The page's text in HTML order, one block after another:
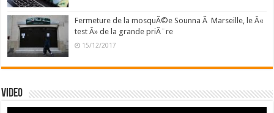
Fermeture de la mosquÃ©e Sounna Ã Marseille, le Â«
test Â» de la grande priÃ¨re
15/12/2017
Video